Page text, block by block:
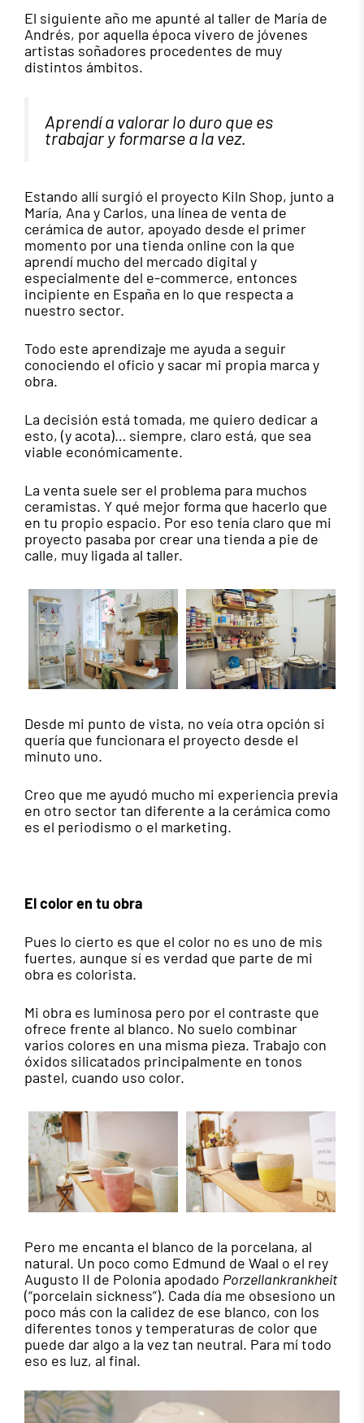
El siguiente año me apunté al taller de María de
Andrés, por aquella época vivero de jóvenes
artistas soñadores procedentes de muy
distintos ámbitos.
Aprendí a valorar lo duro que es
trabajar y formarse a la vez.
Estando allí surgió el proyecto Kiln Shop, junto a
María, Ana y Carlos, una línea de venta de
cerámica de autor, apoyado desde el primer
momento por una tienda online con la que
aprendí mucho del mercado digital y
especialmente del e-commerce, entonces
incipiente en España en lo que respecta a
nuestro sector.
Todo este aprendizaje me ayuda a seguir
conociendo el oficio y sacar mi propia marca y
obra.
La decisión está tomada, me quiero dedicar a
esto, (y acota)… siempre, claro está, que sea
viable económicamente.
La venta suele ser el problema para muchos
ceramistas. Y qué mejor forma que hacerlo que
en tu propio espacio. Por eso tenía claro que mi
proyecto pasaba por crear una tienda a pie de
calle, muy ligada al taller.
Desde mi punto de vista, no veía otra opción si
quería que funcionara el proyecto desde el
minuto uno.
Creo que me ayudó mucho mi experiencia previa
en otro sector tan diferente a la cerámica como
es el periodismo o el marketing.
El color en tu obra
Pues lo cierto es que el color no es uno de mis
fuertes, aunque sí es verdad que parte de mi
obra es colorista.
Mi obra es luminosa pero por el contraste que
ofrece frente al blanco. No suelo combinar
varios colores en una misma pieza. Trabajo con
óxidos silicatados principalmente en tonos
pastel, cuando uso color.
Pero me encanta el blanco de la porcelana, al
natural. Un poco como Edmund de Waal o el rey
Augusto II de Polonia apodado Porzellankrankheit
(“porcelain sickness”). Cada día me obsesiono un
poco más con la calidez de ese blanco, con los
diferentes tonos y temperaturas de color que
puede dar algo a la vez tan neutral. Para mí todo
eso es luz, al final.